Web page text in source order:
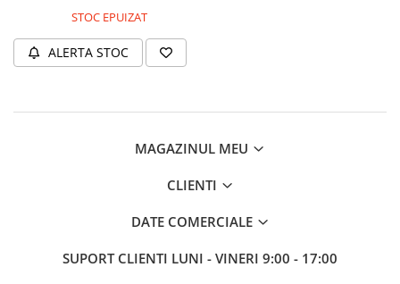
STOC EPUIZAT
ALERTA STOC
MAGAZINUL MEU
CLIENTI
DATE COMERCIALE
SUPORT CLIENTI LUNI - VINERI 9:00 - 17:00